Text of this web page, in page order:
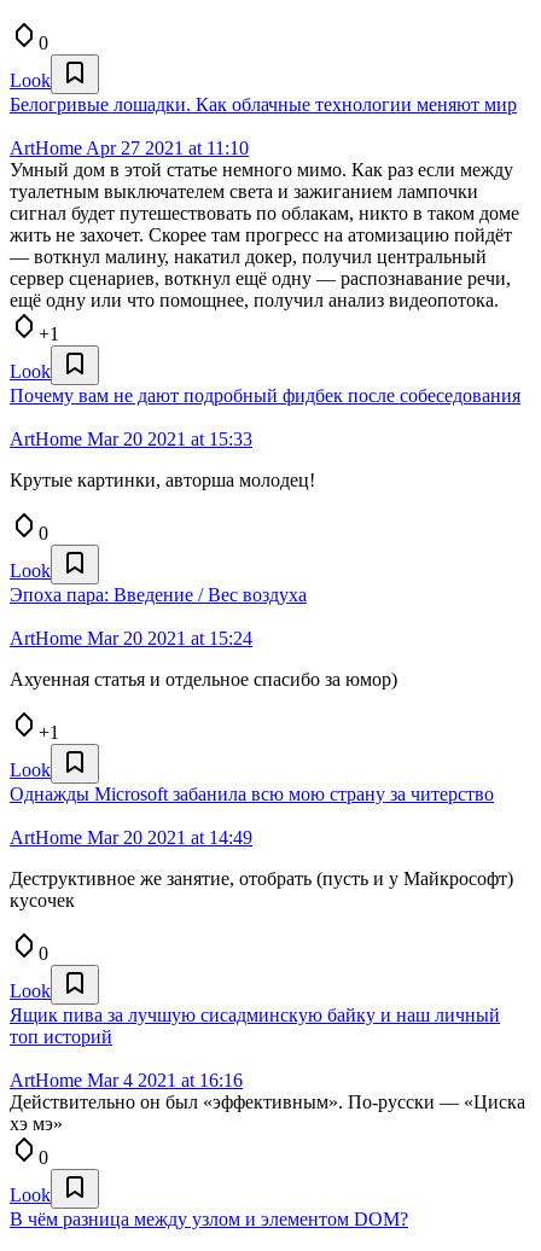
0
Look
Белогривые лошадки. Как облачные технологии меняют мир
ArtHome Apr 27 2021 at 11:10
Умный дом в этой статье немного мимо. Как раз если между
туалетным выключателем света и зажиганием лампочки
сигнал будет путешествовать по облакам, никто в таком доме
жить не захочет. Скорее там прогресс на атомизацию пойдёт
— воткнул малину, накатил докер, получил центральный
сервер сценариев, воткнул ещё одну — распознавание речи,
ещё одну или что помощнее, получил анализ видеопотока.
+1
Look
Почему вам не дают подробный фидбек после собеседования
ArtHome Mar 20 2021 at 15:33
Крутые картинки, авторша молодец!
0
Look
Эпоха пара: Введение / Вес воздуха
ArtHome Mar 20 2021 at 15:24
Ахуенная статья и отдельное спасибо за юмор)
+1
Look
Однажды Microsoft забанила всю мою страну за читерство
ArtHome Mar 20 2021 at 14:49
Деструктивное же занятие, отобрать (пусть и у Майкрософт)
кусочек
0
Look
Ящик пива за лучшую сисадминскую байку и наш личный
топ историй
ArtHome Mar 4 2021 at 16:16
Действительно он был «эффективным». По-русски — «Циска
хэ мэ»
0
Look
В чём разница между узлом и элементом DOM?